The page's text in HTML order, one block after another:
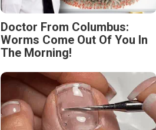
Doctor From Columbus:
Worms Come Out Of You In
The Morning!